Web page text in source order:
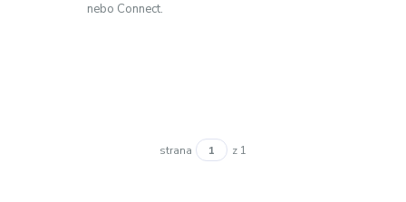
nebo Connect.
strana z 1